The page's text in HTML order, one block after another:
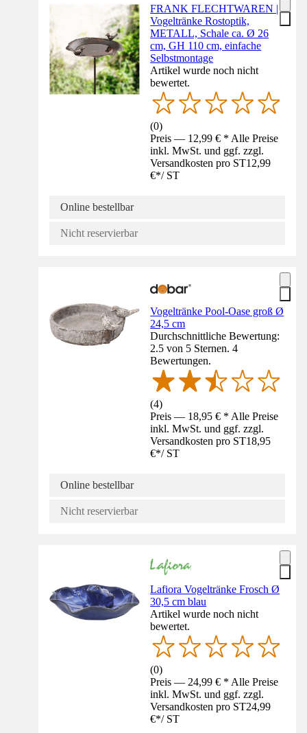
FRANK FLECHTWAREN |
Vogeltränke Rostoptik,
METALL, Schale ca. Ø 26
cm, GH 110 cm, einfache
Selbstmontage
Artikel wurde noch nicht
bewertet.
(0)
Preis — 12,99 € * Alle Preise
inkl. MwSt. und ggf. zzgl.
Versandkosten pro ST12,99
€*/ ST
Online bestellbar
Nicht reservierbar
Vogeltränke Pool-Oase groß Ø
24,5 cm
Durchschnittliche Bewertung:
2.5 von 5 Sternen. 4
Bewertungen.
(4)
Preis — 18,95 € * Alle Preise
inkl. MwSt. und ggf. zzgl.
Versandkosten pro ST18,95
€*/ ST
Online bestellbar
Nicht reservierbar
Lafiora Vogeltränke Frosch Ø
30,5 cm blau
Artikel wurde noch nicht
bewertet.
(0)
Preis — 24,99 € * Alle Preise
inkl. MwSt. und ggf. zzgl.
Versandkosten pro ST24,99
€*/ ST